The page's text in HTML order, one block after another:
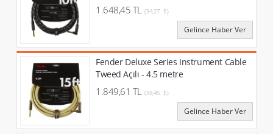
1.648,45 TL (34,27 $)
Gelince Haber Ver
Fender Deluxe Series Instrument Cable
Tweed Açılı - 4.5 metre
1.849,61 TL (38,45 $)
Gelince Haber Ver